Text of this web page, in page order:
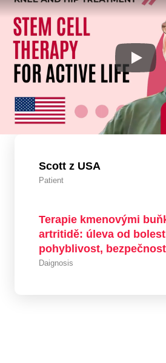
Scott z USA
Patient
Terapie kmenovými
artritidě: úleva od
pohyblivost,
Daignosis